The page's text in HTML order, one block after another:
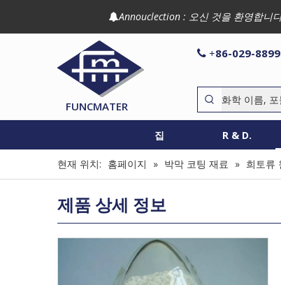
Annouclection : 오신 것을 환영합니
FUNCMATER
 +86-029-
집 R & D.
현재 위치: 홈페이지 » 박막 코팅 재료 » 희토류
제품 상세 정보